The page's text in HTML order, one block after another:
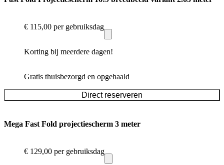
€ 115,00 per gebruiksdag
Korting bij meerdere dagen!
Gratis thuisbezorgd en opgehaald
Direct reserveren
Mega Fast Fold projectiescherm 3 meter
€ 129,00 per gebruiksdag